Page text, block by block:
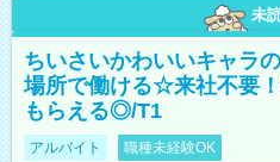
未
ちいさいかわいいキャラ
場所で働ける☆来社不要
もらえる◎/T1
アルバイト 職種未経験OK